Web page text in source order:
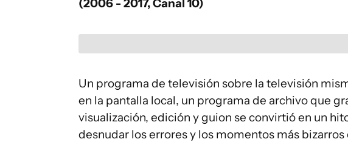
(2006 - 2017, Canal 10)
Un programa de televisión sobre la televisión
en la pantalla local, un programa de archivo que
visualización, edición y guion se convirtió en un
desnudar los errores y los momentos más